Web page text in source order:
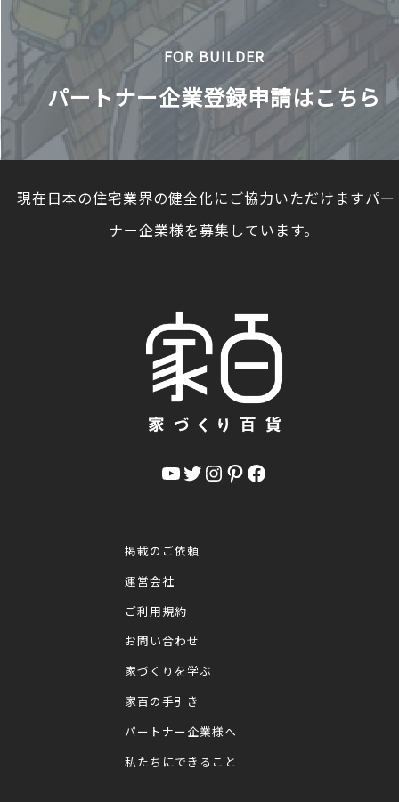
FOR BUILDER
パートナー企業登録申請はこちら
現在日本の住宅業界の健全化にご協力いただけますパ
ナー企業様を募集しています。
YouTube Twitter InstagramPinterest Facebook
掲載のご依頼
運営会社
ご利用規約
お問い合わせ
家づくりを学ぶ
家百の手引き
パートナー企業様へ
私たちにできること